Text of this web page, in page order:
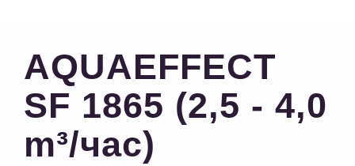
AQUAEFFECT
SF 1865 (2,5 - 4,0
m³/час)